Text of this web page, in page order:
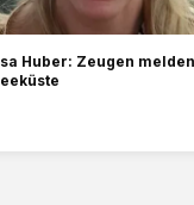
Huber: Zeugen melden